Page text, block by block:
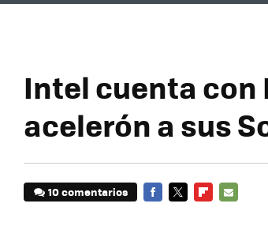
Intel cuenta con
acelerón a sus
10 comentarios